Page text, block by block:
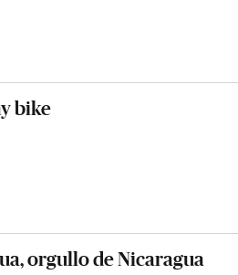
bike
orgullo de Nicaragua